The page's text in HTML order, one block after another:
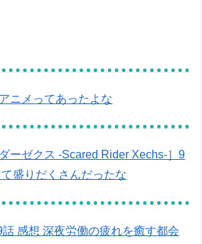
ニメってあったよな
ーゼクス -Scared Rider Xechs-］9
盛りだくさんだったな
話 感想 深夜労働の疲れを癒す都会